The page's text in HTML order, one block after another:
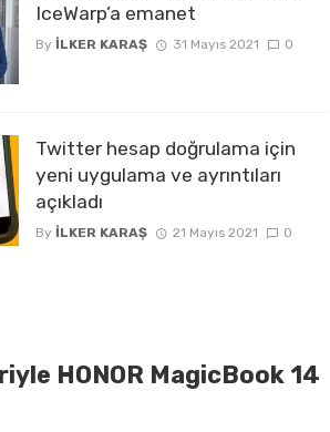
IceWarp’a emanet
By İLKER KARAŞ 31 Mayıs 2021 0
Twitter hesap doğrulama için
yeni uygulama ve ayrıntıları
açıkladı
By İLKER KARAŞ 21 Mayıs 2021 0
HONOR MagicBook 14